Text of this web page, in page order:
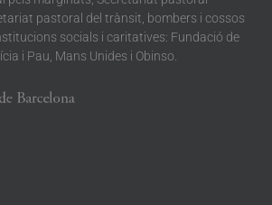
pastoral del trànsit, bombers i cossos
socials i caritatives: Fundació de
i Pau, Mans Unides i Obinso.